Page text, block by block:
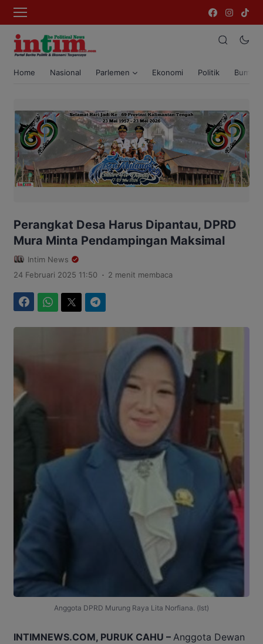
Home Nasional Parlemen Ekonomi Politik Bumi
Perangkat Desa Harus Dipantau, DPRD
Mura Minta Pendampingan Maksimal
Intim News
24 Februari 2025 11:50 . 2 menit membaca
Anggota DPRD Murung Raya Lita Norfiana. (Ist)
INTIMNEWS.COM, PURUK CAHU – Anggota Dewan